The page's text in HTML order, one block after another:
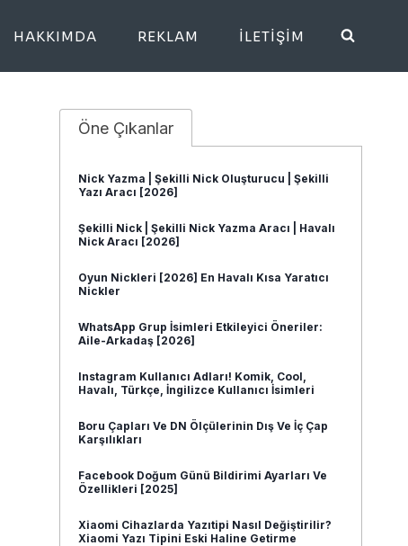
HAKKIMDA REKLAM İLETIŞIM
Öne Çıkanlar
Nick Yazma | Şekilli Nick Oluşturucu | Şekilli
Yazı Aracı [2026]
Şekilli Nick | Şekilli Nick Yazma Aracı | Havalı
Nick Aracı [2026]
Oyun Nickleri [2026] En Havalı Kısa Yaratıcı
Nickler
WhatsApp Grup İsimleri Etkileyici Öneriler:
Aile-Arkadaş [2026]
Instagram Kullanıcı Adları! Komik, Cool,
Havalı, Türkçe, İngilizce Kullanıcı İsimleri
Boru Çapları Ve DN Ölçülerinin Dış Ve İç Çap
Karşılıkları
Facebook Doğum Günü Bildirimi Ayarları Ve
Özellikleri [2025]
Xiaomi Cihazlarda Yazıtipi Nasıl Değiştirilir?
Xiaomi Yazı Tipini Eski Haline Getirme